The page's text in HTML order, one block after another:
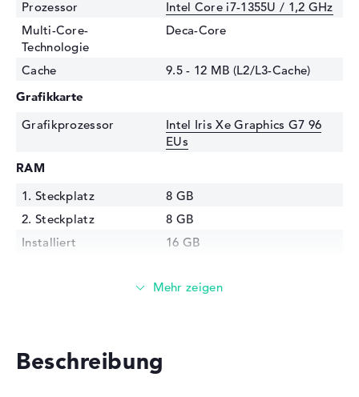
Prozessor
Intel Core i7-1355U / 1,2 GHz
Multi-Core-
Technologie
Deca-Core
Cache
9.5 - 12 MB (L2/L3-Cache)
Grafikkarte
Grafikprozessor
Intel Iris Xe Graphics G7 96
EUs
RAM
1. Steckplatz
8 GB
2. Steckplatz
8 GB
Installiert
16 GB
5200
Schnittstelle
Beschreibung